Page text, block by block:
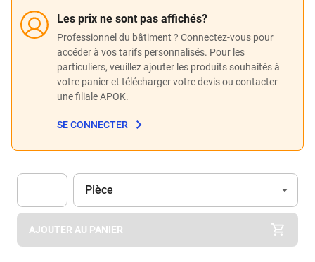
Les prix ne sont pas affichés?
Professionnel du bâtiment ? Connectez-vous pour
accéder à vos tarifs personnalisés. Pour les
particuliers, veuillez ajouter les produits souhaités à
votre panier et télécharger votre devis ou contacter
une filiale APOK.
SE CONNECTER
Apok.Product.Detail.AddToCart.Quantity (Optionnel)
Unité
Pièce
AJOUTER AU PANIER